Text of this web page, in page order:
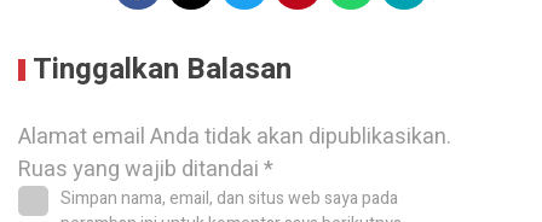
Tinggalkan Balasan
Alamat email Anda tidak akan dipublikasikan.
Ruas yang wajib ditandai*
Simpan nama, email, dan situs web saya pada